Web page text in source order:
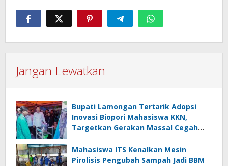
Jangan Lewatkan
Bupati Lamongan Tertarik Adopsi
Inovasi Biopori Mahasiswa KKN,
Targetkan Gerakan Massal Cegah
Mahasiswa ITS Kenalkan Mesin
Pirolisis Pengubah Sampah Jadi BBM